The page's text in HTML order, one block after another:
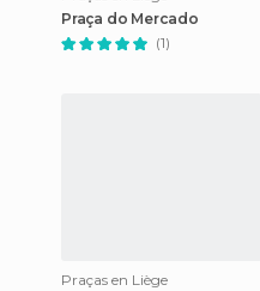
Praça do Mercado
(1)
Praças en Liège